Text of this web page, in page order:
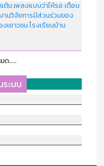
ต้น เพลงแบบว่าให้รอ เตือน
านวิจัยการมีส่วนร่วมของ
ยาวชน โรงเรียนบ้าน
ด.....
ระบบ